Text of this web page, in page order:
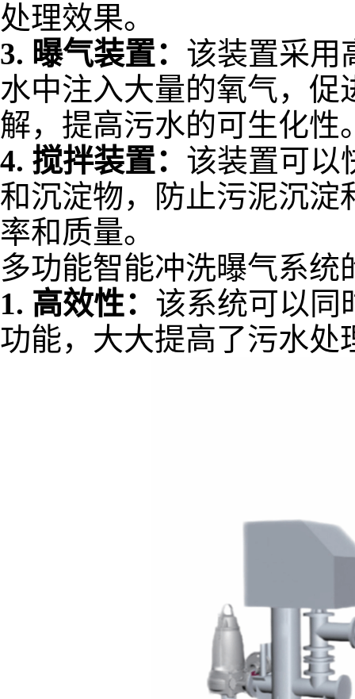
处理效果。
3. 曝气装置： 该装置采用
水中注入大量的氧气，促
解，提高污水的可生化性
4. 搅拌装置： 该装置可以
和沉淀物，防止污泥沉淀
率和质量。
多功能智能冲洗曝气系统
1. 高效性： 该系统可以同
功能，大大提高了污水处